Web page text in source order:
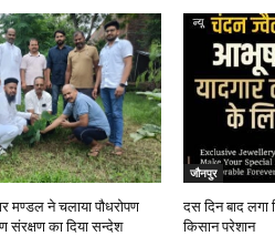
मण्डल ने चलाया पौधरोपण
संरक्षण का दिया सन्देश
जौनपुर
दस दिन बाद लगा
किसान परेशान